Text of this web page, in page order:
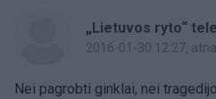
„Lietuvos ryto“
2016-01-30 12:27,
Nei pagrobti ginklai, nei